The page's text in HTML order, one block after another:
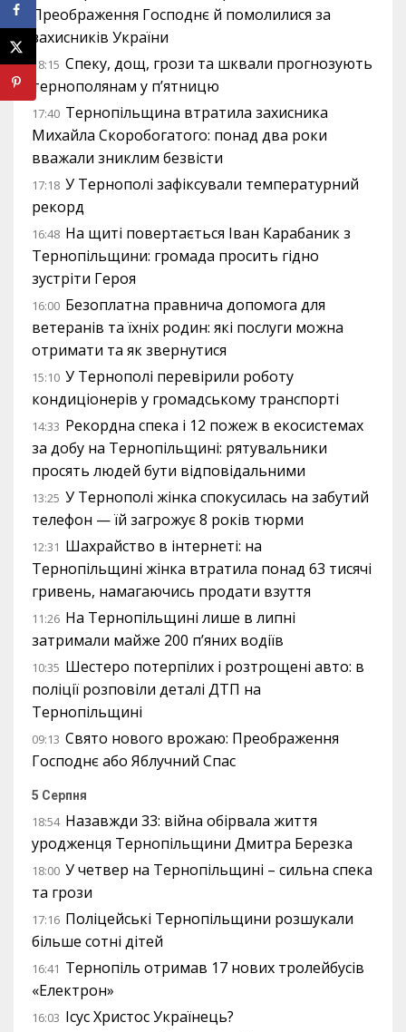
Преображення Господнє й помолилися за
захисників України
18:15 Спеку, дощ, грози та шквали прогнозують
тернополянам у п’ятницю
17:40 Тернопільщина втратила захисника
Михайла Скоробогатого: понад два роки
вважали зниклим безвісти
17:18 У Тернополі зафіксували температурний
рекорд
16:48 На щиті повертається Іван Карабаник з
Тернопільщини: громада просить гідно
зустріти Героя
16:00 Безоплатна правнича допомога для
ветеранів та їхніх родин: які послуги можна
отримати та як звернутися
15:10 У Тернополі перевірили роботу
кондиціонерів у громадському транспорті
14:33 Рекордна спека і 12 пожеж в екосистемах
за добу на Тернопільщині: рятувальники
просять людей бути відповідальними
13:25 У Тернополі жінка спокусилась на забутий
телефон — їй загрожує 8 років тюрми
12:31 Шахрайство в інтернеті: на
Тернопільщині жінка втратила понад 63 тисячі
гривень, намагаючись продати взуття
11:26 На Тернопільщині лише в липні
затримали майже 200 п’яних водіїв
10:35 Шестеро потерпілих і розтрощені авто: в
поліції розповіли деталі ДТП на
Тернопільщині
09:13 Свято нового врожаю: Преображення
Господнє або Яблучний Спас
5 Серпня
18:54 Назавжди 33: війна обірвала життя
уродженця Тернопільщини Дмитра Березка
18:00 У четвер на Тернопільщині – сильна спека
та грози
17:16 Поліцейські Тернопільщини розшукали
більше сотні дітей
16:41 Тернопіль отримав 17 нових тролейбусів
«Електрон»
16:03 Ісус Христос Українець?